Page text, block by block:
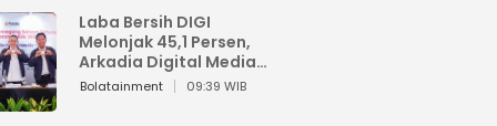
Laba Bersih DIGI
Melonjak 45,1 Persen,
Arkadia Digital Media
Perkuat Bisnis AI dan
Bolatainment 09:39 WIB